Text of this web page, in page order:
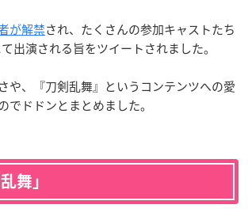
が解禁され、たくさんの参加キャストたち
出演される旨をツイートされました。
や、『刀剣乱舞』というコンテンツへの愛
でドドンとまとめました。
舞」